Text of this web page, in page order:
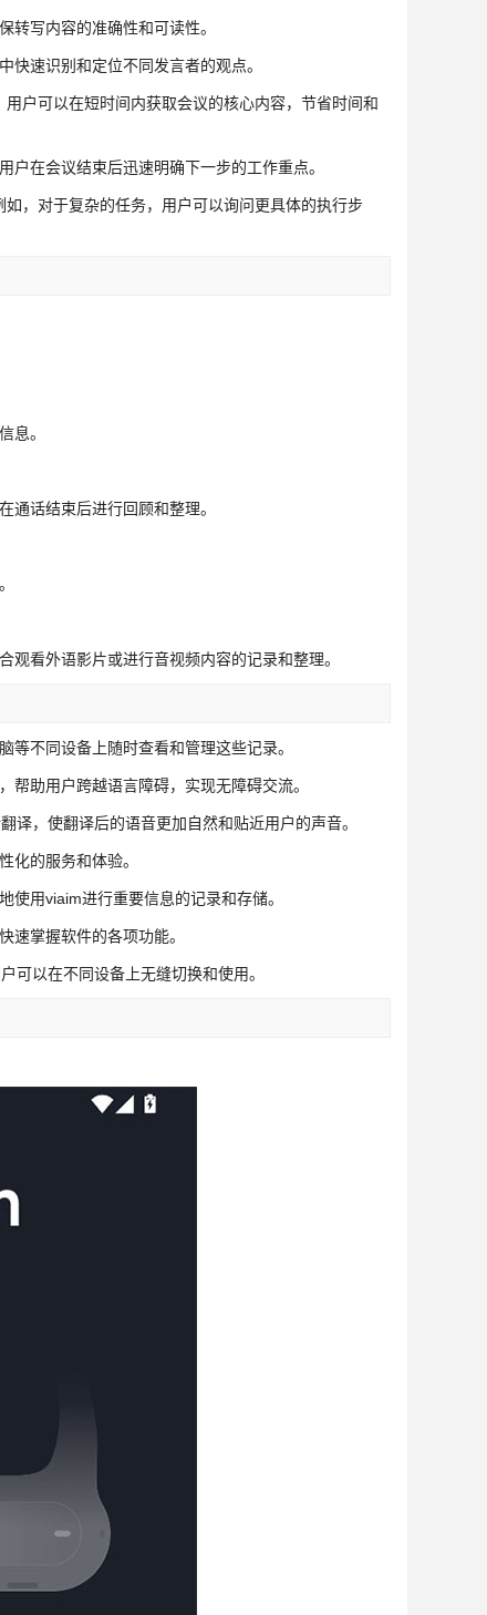
转写内容的准确性和可读性。
快速识别和定位不同发言者的观点。
户可以在短时间内获取会议的核心内容，节省时间和
在会议结束后迅速明确下一步的工作重点。
，对于复杂的任务，用户可以询问更具体的执行步
息。
通话结束后进行回顾和整理。
看外语影片或进行音视频内容的记录和整理。
不同设备上随时查看和管理这些记录。
助用户跨越语言障碍，实现无障碍交流。
译，使翻译后的语音更加自然和贴近用户的声音。
化的服务和体验。
用viaim进行重要信息的记录和存储。
速掌握软件的各项功能。
可以在不同设备上无缝切换和使用。